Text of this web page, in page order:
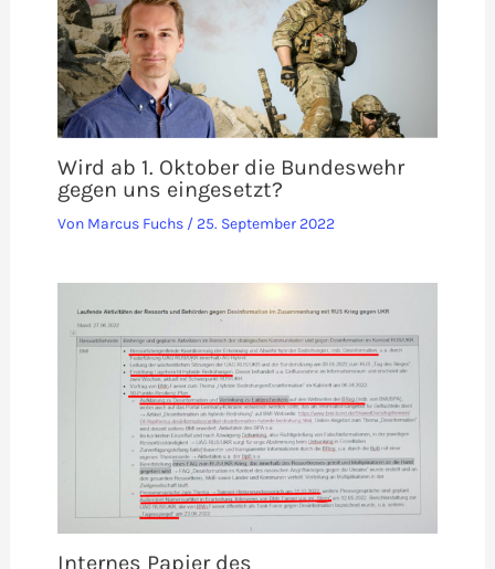
Wird ab 1. Oktober die Bundeswehr
gegen uns eingesetzt?
Von Marcus Fuchs / 25. September 2022
Internes Papier des